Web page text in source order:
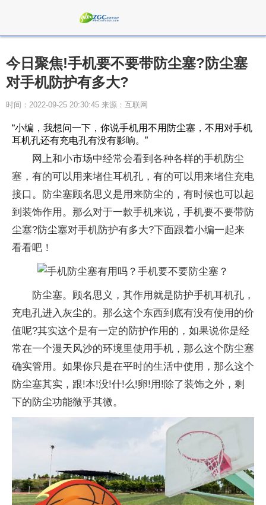
今日聚焦!手机要不要带防尘塞?防尘塞
对手机防护有多大?
时间：2022-09-25 20:30:45 来源：互联网
“小编，我想问一下，你说手机用不用防尘塞，不用对手机
耳机孔还有充电孔有没有影响。”
网上和小市场中经常会看到各种各样的手机防尘
塞，有的可以用来堵住耳机孔，有的可以用来堵住充电
接口。防尘塞顾名思义是用来防尘的，有时候也可以起
到装饰作用。那么对于一款手机来说，手机要不要带防
尘塞?防尘塞对手机防护有多大?下面跟着小编一起来
看看吧！
防尘塞。顾名思义，其作用就是防护手机耳机孔，
充电孔进入灰尘的。那么这个东西到底有没有使用的价
值呢?其实这个是有一定的防护作用的，如果说你是经
常在一个漫天风沙的环境里使用手机，那么这个防尘塞
确实管用。如果你只是在平时的生活中使用，那么这个
防尘塞其实，跟!本!没!什!么!卵!用!除了装饰之外，剩
下的防尘功能微乎其微。